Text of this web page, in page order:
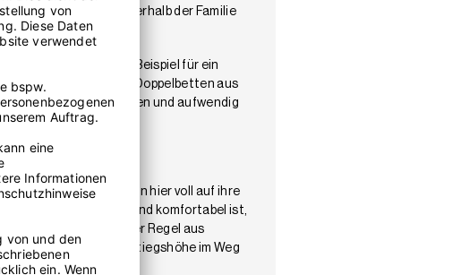
den Kauf eines innerhalb der Familie
Schläfer zum Beispiel für ein
Plus von massiven Doppelbetten aus
Intarsienarbeiten und aufwendig
Schlafen kommen hier voll auf ihre
häufig nicht ausreichend komfortabel ist,
werden in der Regel aus
die niedrige Einstiegshöhe im Weg